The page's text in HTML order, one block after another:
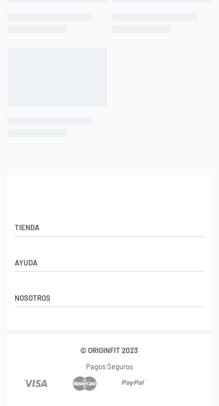
TIENDA
Ropa Fitness Mujer
NOSOTROS
AYUDA
Política de Privacidad
© ORIGINFIT 2023
Pagos Seguros